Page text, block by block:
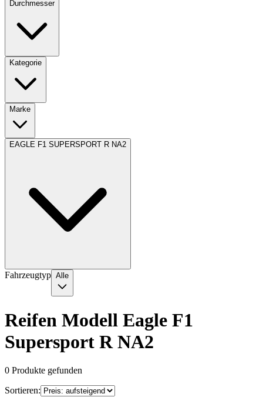
Durchmesser
Kategorie
Marke
EAGLE F1 SUPERSPORT R NA2
Fahrzeugtyp Alle
Reifen Modell Eagle F1
Supersport R NA2
0 Produkte gefunden
Sortieren: